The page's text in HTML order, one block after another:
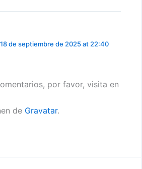
18 de septiembre de 2025 at 22:40
por favor, visita en
de Gravatar.